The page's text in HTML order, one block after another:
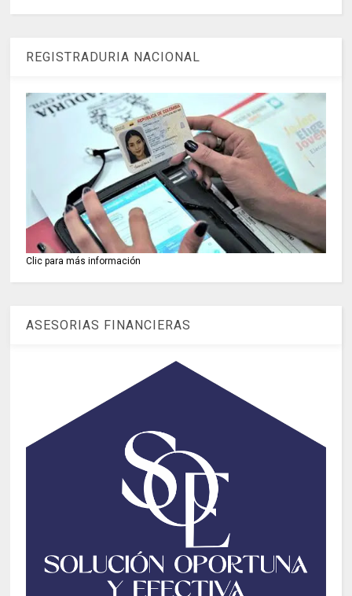
REGISTRADURIA NACIONAL
Clic para más información
ASESORIAS FINANCIERAS